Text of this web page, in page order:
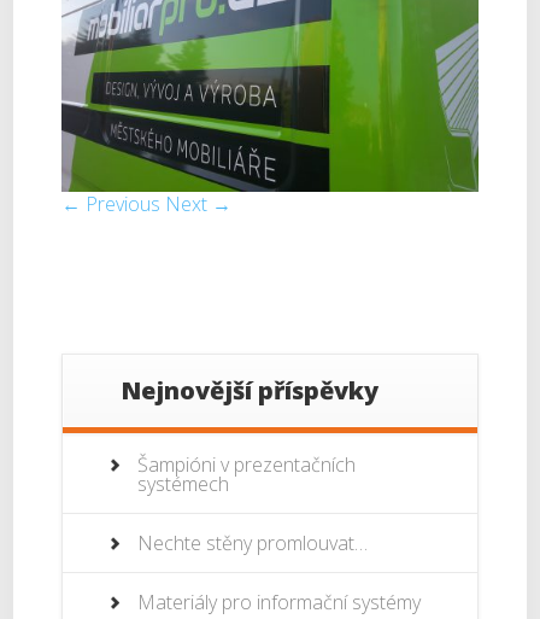
← Previous Next →
Nejnovější příspěvky
Šampióni v prezentačních
systémech
Nechte stěny promlouvat…
Materiály pro informační systémy